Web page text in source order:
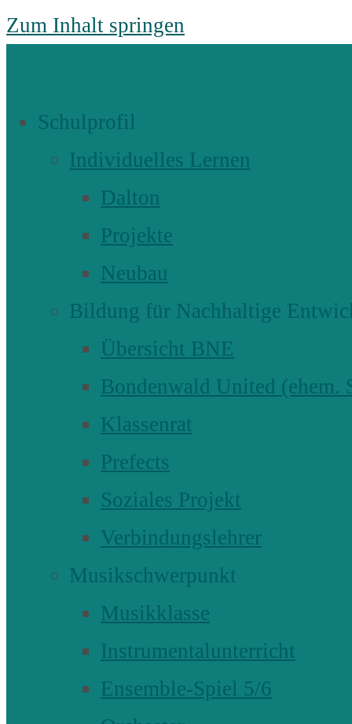
Zum Inhalt springen
Schulprofil
Individuelles Lernen
Dalton
Projekte
Neubau
Bildung für Nachhaltige
Übersicht BNE
Bondenwald United (ehem.
Klassenrat
Prefects
Soziales Projekt
Verbindungslehrer
Musikschwerpunkt
Musikklasse
Instrumentalunterricht
Ensemble-Spiel 5/6